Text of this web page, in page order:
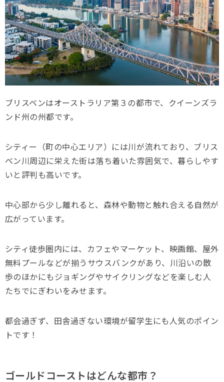
ブリスベンはオーストラリア第３の都市で、クイーンズラ
ンド州の州都です。
シティー（町の中心エリア）には川が流れており、 ブリス
ベン川周辺に栄えた街は落ち着いた雰囲気で、暮らしやす
いと評判も高いです。
中心部から少し離れると、森林や動物と触れ合える自然が
広がっています。
シティ徒歩圏内には、カフェやマーケット、映画館、屋外
無料プールなどが揃うサウスバンクがあり、川沿いの散
歩のほかにもジョギングやサイクリングなどを楽しむ人
たちでにぎわいをみせます。
都会過ぎず、田舎過ぎない環境が留学生にも人気のポイン
トです！
ゴールドコーストはどんな都市？